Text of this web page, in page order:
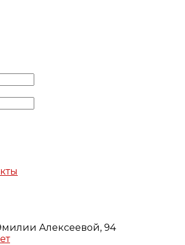
Алексеевой, 94